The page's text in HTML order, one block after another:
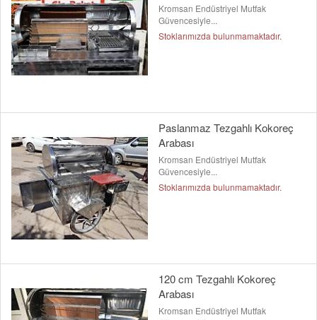
Kromsan Endüstriyel Mutfak
Güvencesiyle...
Stoklarımızda bulunmamaktadır.
Paslanmaz Tezgahlı Kokoreç
Arabası
Kromsan Endüstriyel Mutfak
Güvencesiyle...
Stoklarımızda bulunmamaktadır.
120 cm Tezgahlı Kokoreç
Arabası
Kromsan Endüstriyel Mutfak